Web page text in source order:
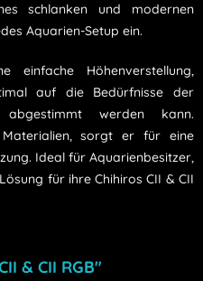
schlanken und modernen
Aquarien-Setup ein.
einfache Höhenverstellung,
auf die Bedürfnisse der
werden kann.
sorgt er für eine
Ideal für Aquarienbesitzer,
für ihre Chihiros CII & CII
& CII RGB"